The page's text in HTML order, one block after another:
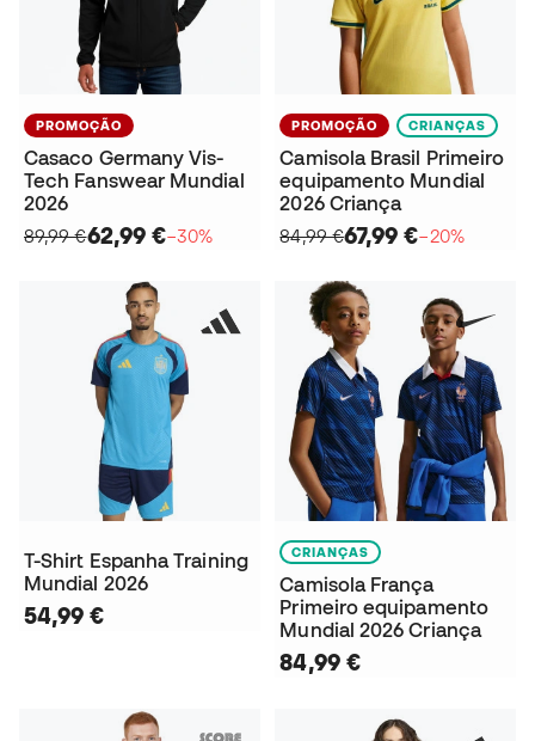
PROMOÇÃO
Casaco Germany Vis-
Tech Fanswear Mundial
2026
89,99 €62,99 €−30%
PROMOÇÃO CRIANÇAS
Camisola Brasil Primeiro
equipamento Mundial
2026 Criança
84,99 €67,99 €−20%
T-Shirt Espanha Training
Mundial 2026
54,99 €
CRIANÇAS
Camisola França
Primeiro equipamento
Mundial 2026 Criança
84,99 €